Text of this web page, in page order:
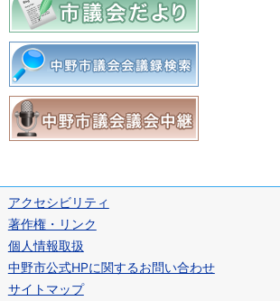
アクセシビリティ
著作権・リンク
個人情報取扱
中野市公式HPに関するお問い合わせ
サイトマップ